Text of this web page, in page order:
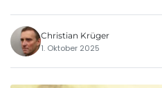
Christian Krüger
1. Oktober 2025